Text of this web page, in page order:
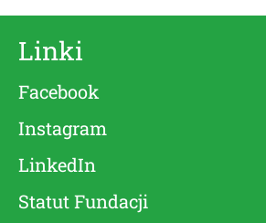
Linki
Facebook
Instagram
LinkedIn
Statut Fundacji